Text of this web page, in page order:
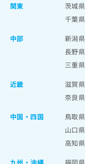
関東
茨城県
千葉県
中部
新潟県
長野県
三重県
近畿
滋賀県
奈良県
中国・四国
鳥取県
山口県
高知県
九州・沖縄
福岡県